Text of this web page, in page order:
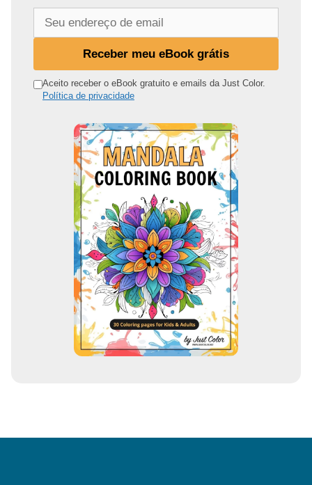
n
Receber meu eBook grátis
Aceito receber o eBook gratuito e emails da Just Color.
Política de privacidade